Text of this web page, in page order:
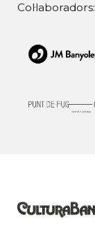
Col·laboradors: